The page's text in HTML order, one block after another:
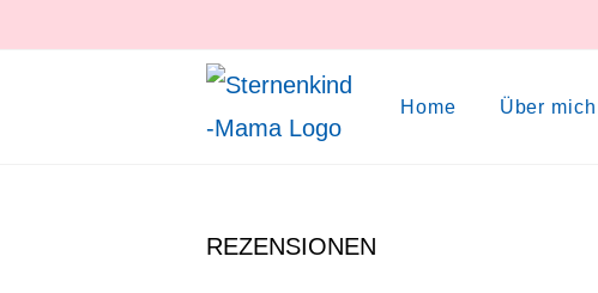
Home Über mich
REZENSIONEN